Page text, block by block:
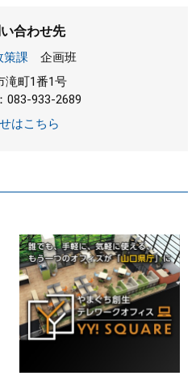
合わせ先
策課
企画班
滝町1番1号
083-933-2689
はこちら